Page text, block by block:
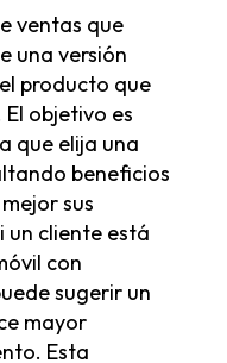
ventas que
una versión
producto que
objetivo es
que elija una
beneficios
sus
un cliente está
con
sugerir un
mayor
Esta